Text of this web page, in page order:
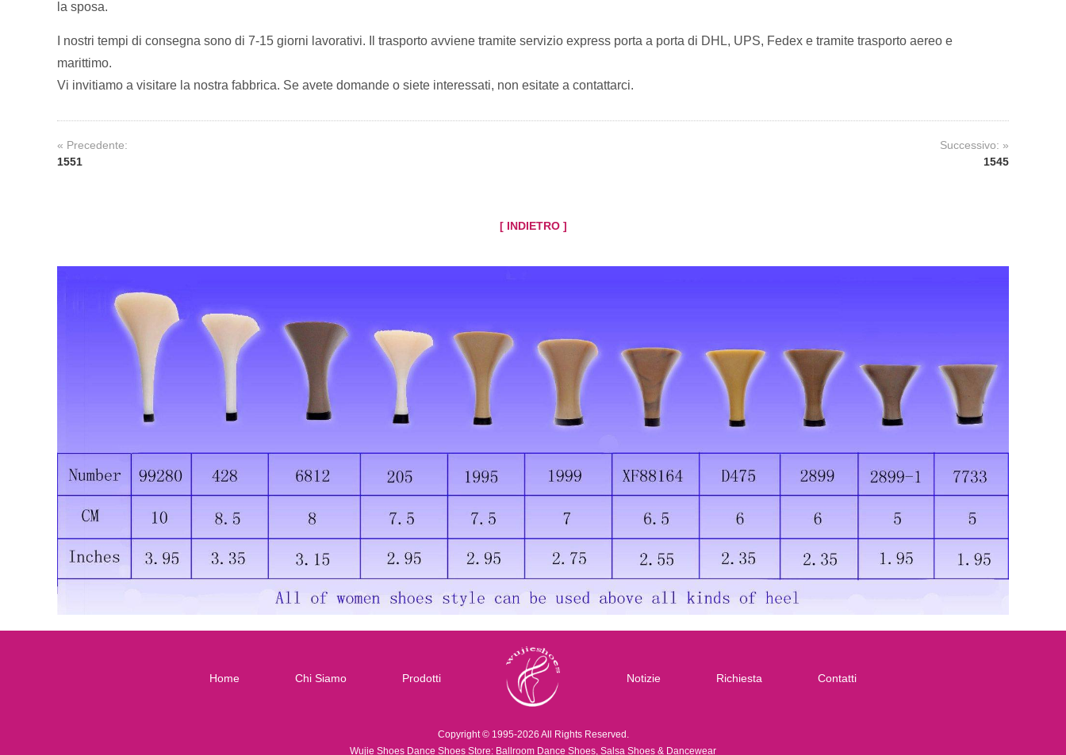
la sposa.
I nostri tempi di consegna sono di 7-15 giorni lavorativi. Il trasporto avviene tramite servizio express porta a porta di DHL, UPS, Fedex e tramite trasporto aereo e
marittimo.
Vi invitiamo a visitare la nostra fabbrica. Se avete domande o siete interessati, non esitate a contattarci.
« Precedente:
1551
Successivo: »
1545
[ INDIETRO ]
Home Chi Siamo Prodotti Notizie Richiesta Contatti
Copyright © 1995-2026 All Rights Reserved.
Wujie Shoes Dance Shoes Store: Ballroom Dance Shoes, Salsa Shoes & Dancewear